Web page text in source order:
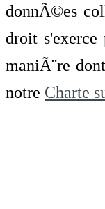
donnÃ©es
droit
maniÃ¨re
notre Charte